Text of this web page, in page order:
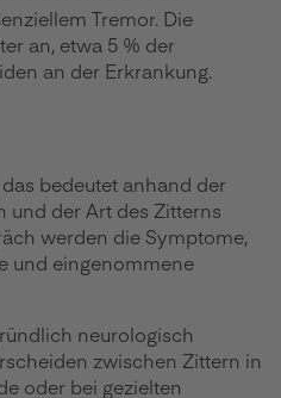
Tremor. Die
an, etwa 5 % der
an der Erkrankung.
bedeutet anhand der
und der Art des Zitterns
werden die Symptome,
und eingenommene
neurologisch
zwischen Zittern in
oder bei gezielten